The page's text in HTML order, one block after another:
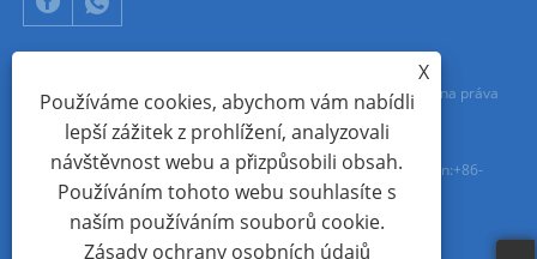
Copyright © 2024 Xiamen Aecoauto Technology Co., Ltd. Všechna práva
vyhrazena.
TECHNICKÁ PODPORA WEBOVÝCH STRÁNEK:SÍŤ TIANYUjack Lin:+86-
X
Používáme cookies, abychom vám nabídli
lepší zážitek z prohlížení, analyzovali
návštěvnost webu a přizpůsobili obsah.
Používáním tohoto webu souhlasíte s
naším používáním souborů cookie.
Zásady ochrany osobních údajů